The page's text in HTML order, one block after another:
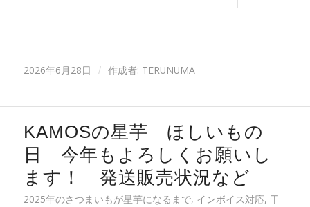
2026年6月28日 / 作成者: TERUNUMA
KAMOSの星芋 ほしいもの
日 今年もよろしくお願いし
ます！ 発送販売状況など
2025年のさつまいもが星芋になるまで, インボイス対応, 干